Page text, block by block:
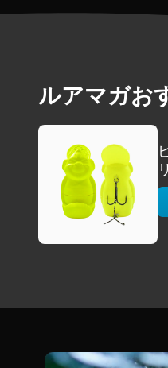
ルアマガお